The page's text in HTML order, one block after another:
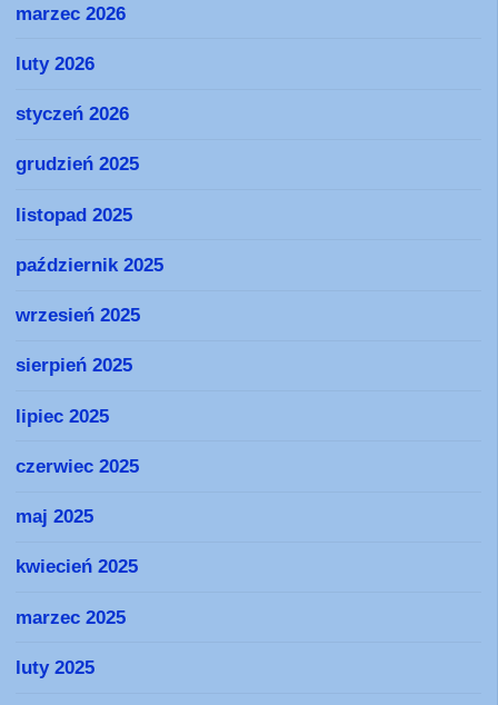
marzec 2026
luty 2026
styczeń 2026
grudzień 2025
listopad 2025
październik 2025
wrzesień 2025
sierpień 2025
lipiec 2025
czerwiec 2025
maj 2025
kwiecień 2025
marzec 2025
luty 2025